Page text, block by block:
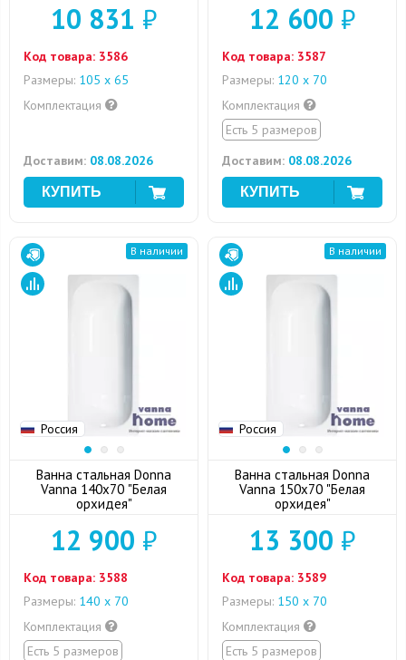
10 831 ₽
Код товара: 3586
Размеры: 105 x 65
Комплектация
Доставим: 08.08.2026
12 600 ₽
Код товара: 3587
Размеры: 120 х 70
Комплектация
Есть 5 размеров
Доставим: 08.08.2026
Россия
В наличии
Ванна стальная Donna
Vanna 140x70 "Белая
орхидея"
12 900 ₽
Код товара: 3588
Размеры: 140 х 70
Комплектация
Есть 5 размеров
Россия
В наличии
Ванна стальная Donna
Vanna 150x70 "Белая
орхидея"
13 300 ₽
Код товара: 3589
Размеры: 150 х 70
Комплектация
Есть 5 размеров